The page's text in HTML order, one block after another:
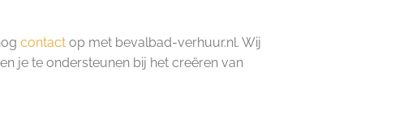
contact op met bevalbad-verhuur.nl. Wij
je te ondersteunen bij het creëren van